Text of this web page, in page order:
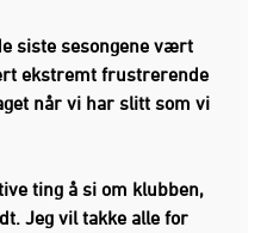
siste sesongene vært
ekstremt frustrerende
når vi har slitt som vi
ting å si om klubben,
Jeg vil takke alle for